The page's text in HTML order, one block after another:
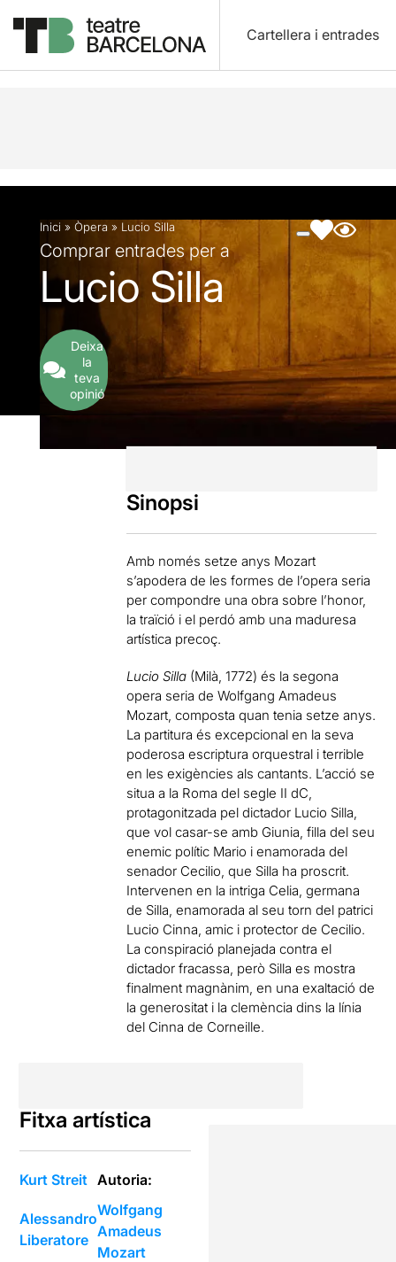
Cartellera i entrades
Descripció Fitxa artística Fotos i vídeos
Inici » Òpera » Lucio Silla
Comprar entrades per a
Lucio Silla
Deixa
la
teva
opinió
Sinopsi
Amb només setze anys Mozart
s’apodera de les formes de l’opera seria
per compondre una obra sobre l’honor,
la traïció i el perdó amb una maduresa
artística precoç.
Lucio Silla (Milà, 1772) és la segona
opera seria de Wolfgang Amadeus
Mozart, composta quan tenia setze anys.
La partitura és excepcional en la seva
poderosa escriptura orquestral i terrible
en les exigències als cantants. L’acció se
situa a la Roma del segle II dC,
protagonitzada pel dictador Lucio Silla,
que vol casar-se amb Giunia, filla del seu
enemic polític Mario i enamorada del
senador Cecilio, que Silla ha proscrit.
Intervenen en la intriga Celia, germana
de Silla, enamorada al seu torn del patrici
Lucio Cinna, amic i protector de Cecilio.
La conspiració planejada contra el
dictador fracassa, però Silla es mostra
finalment magnànim, en una exaltació de
la generositat i la clemència dins la línia
del Cinna de Corneille.
Fitxa artística
Kurt Streit
Alessandro
Liberatore
Autoria:
Wolfgang
Amadeus
Mozart